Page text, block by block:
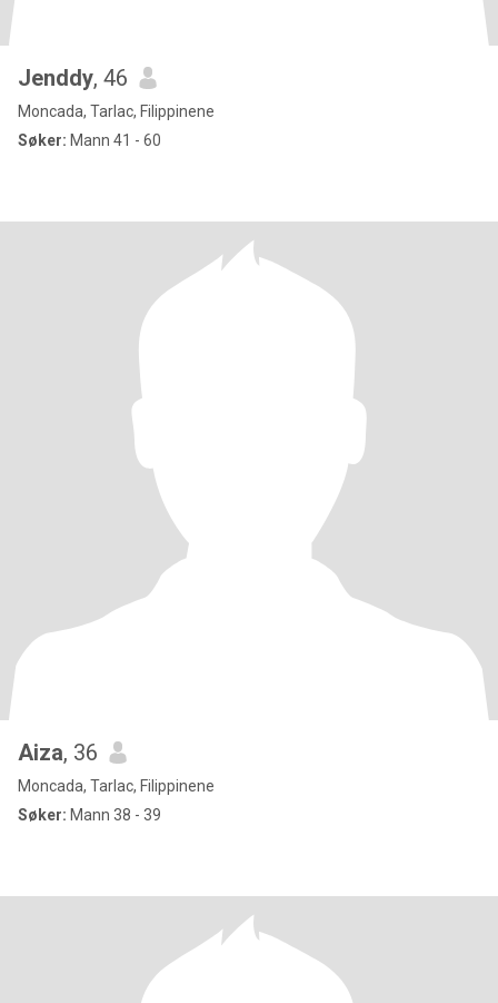
Jenddy, 46
Moncada, Tarlac, Filippinene
Søker: Mann 41 - 60
Aiza, 36
Moncada, Tarlac, Filippinene
Søker: Mann 38 - 39